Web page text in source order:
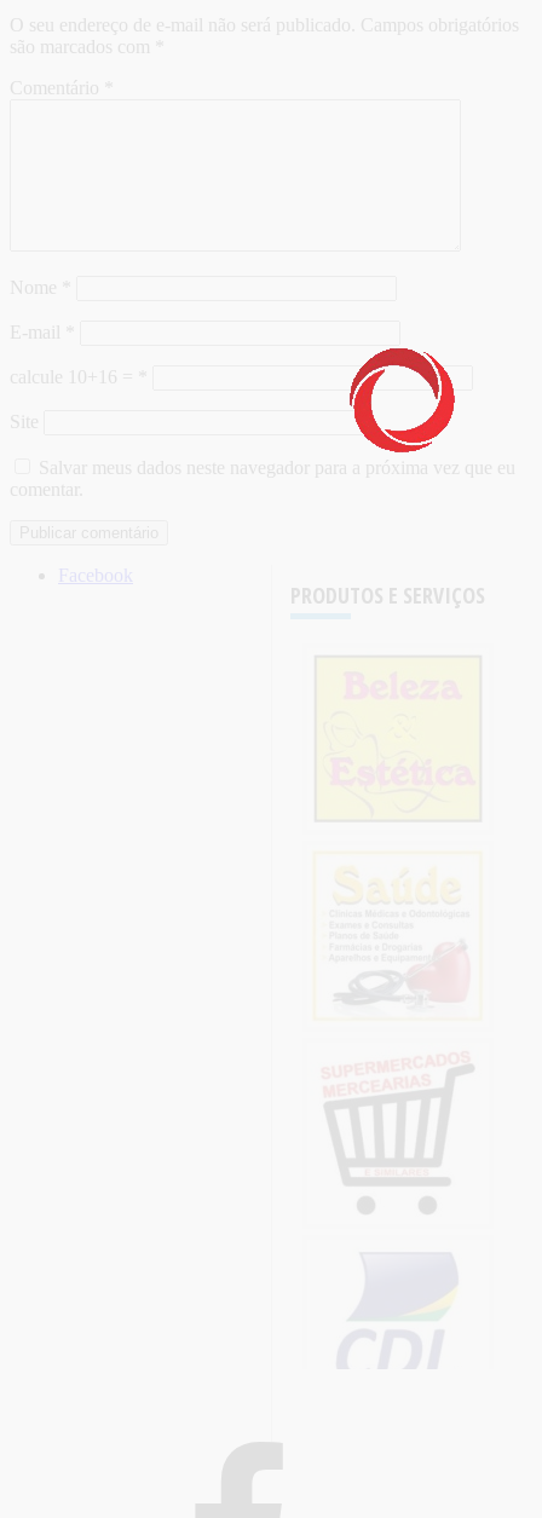
O seu endereço de e-mail não será publicado. Campos obrigatórios
são marcados com
Comentário
Nome
E-mail
calcule 10+16 =
Site
Salvar meus dados neste navegador para a próxima vez que eu
comentar.
PRODUTOS E SERVIÇOS
Facebook